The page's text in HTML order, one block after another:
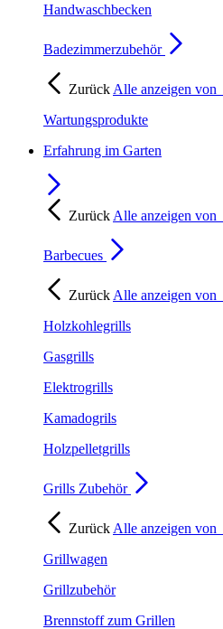
Handwaschbecken
Badezimmerzubehör
Zurück Alle anzeigen von
Wartungsprodukte
Erfahrung im Garten
Zurück Alle anzeigen von
Barbecues
Zurück Alle anzeigen von
Holzkohlegrills
Gasgrills
Elektrogrills
Kamadogrils
Holzpelletgrills
Grills Zubehör
Zurück Alle anzeigen von
Grillwagen
Grillzubehör
Brennstoff zum Grillen